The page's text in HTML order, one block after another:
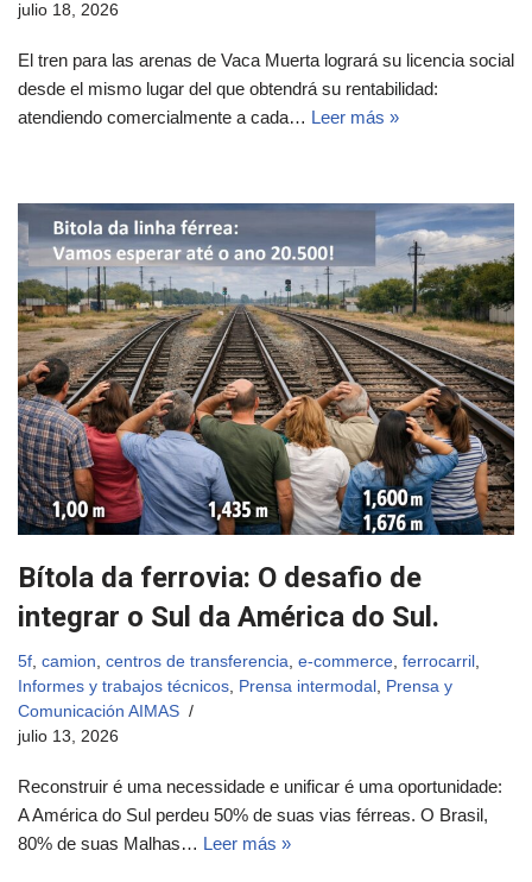
julio 18, 2026
El tren para las arenas de Vaca Muerta logrará su licencia social
desde el mismo lugar del que obtendrá su rentabilidad:
atendiendo comercialmente a cada… Leer más »
Bítola da ferrovia: O desafio de
integrar o Sul da América do Sul.
5f camion centros de transferencia e-commerce ferrocarril
Informes y trabajos técnicos
Prensa intermodal
Prensa y
Comunicación AIMAS
julio 13, 2026
Reconstruir é uma necessidade e unificar é uma oportunidade:
A América do Sul perdeu 50% de suas vias férreas. O Brasil,
80% de suas Malhas… Leer más »